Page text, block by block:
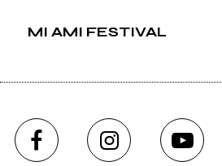
MI AMI FESTIVAL